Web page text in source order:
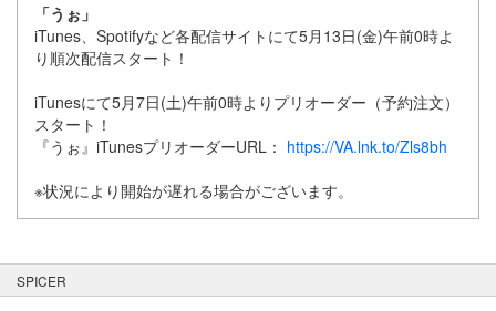
「うぉ」
iTunes、Spotifyなど各配信サイトにて5月13日(金)午前0時よ
り順次配信スタート！
iTunesにて5月7日(土)午前0時よりプリオーダー（予約注文）
スタート！
『うぉ』iTunesプリオーダーURL： https://VA.lnk.to/Zls8bh
※状況により開始が遅れる場合がございます。
SPICER